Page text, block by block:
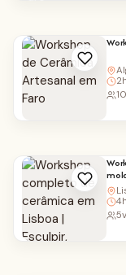
2h
10
4h
5